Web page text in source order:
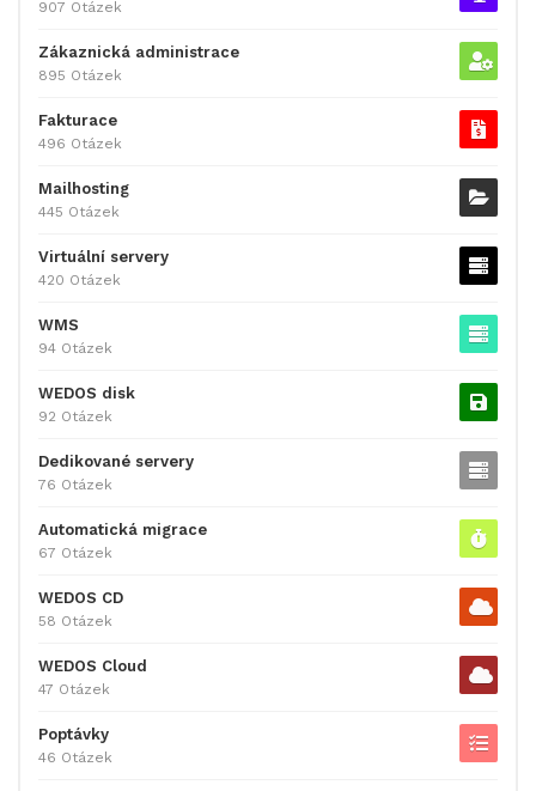
907 Otázek
Zákaznická administrace
895 Otázek
Fakturace
496 Otázek
Mailhosting
445 Otázek
Virtuální servery
420 Otázek
WMS
94 Otázek
WEDOS disk
92 Otázek
Dedikované servery
76 Otázek
Automatická migrace
67 Otázek
WEDOS CD
58 Otázek
WEDOS Cloud
47 Otázek
Poptávky
46 Otázek